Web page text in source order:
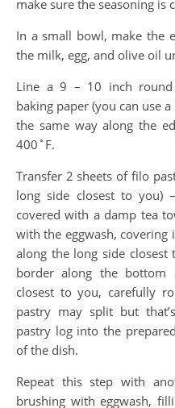
make sure the seasoning is
In a small bowl, make the
the milk, egg, and olive oil
Line a 9 – 10 inch
baking paper (you can use
the same way along the
400˚F.
Transfer 2 sheets of filo
long side closest to you)
covered with a damp tea
with the eggwash,
along the long side
border along the bottom
closest to you, carefully
pastry may split but
pastry log into the
of the dish.
Repeat this step with
brushing with eggwash,